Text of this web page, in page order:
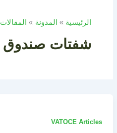
الرئيسية المدونة المقالات
شفتات صندوق
VATOCE Articles